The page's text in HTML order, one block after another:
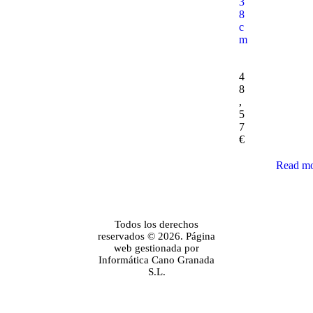
8
c
m
4
8
,
5
7
€
Read
Todos los derechos
reservados © 2026. Página
web gestionada por
Informática Cano Granada
S.L.